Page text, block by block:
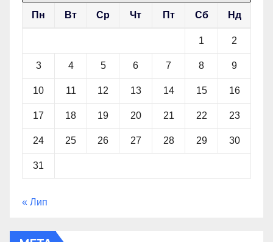
Пн Вт Ср Чт Пт Сб Нд
1 2
3 4 5 6 7 8 9
10 11 12 13 14 15 16
17 18 19 20 21 22 23
24 25 26 27 28 29 30
31
« Лип